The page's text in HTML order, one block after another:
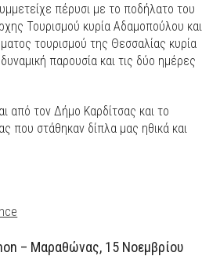
πέρυσι με το ποδήλατο του
Τουρισμού κυρία Αδαμοπούλου και
τουρισμού της Θεσσαλίας κυρία
παρουσία και τις δύο ημέρες
από τον Δήμο Καρδίτσας και το
που στάθηκαν δίπλα μας ηθικά και
– Μαραθώνας, 15 Νοεμβρίου